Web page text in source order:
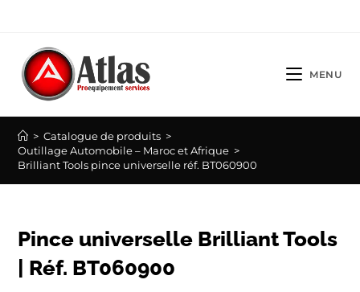
content
MENU
> Catalogue de produits >
Outillage Automobile – Maroc et Afrique >
Brilliant Tools pince universelle réf. BT060900
Pince universelle Brilliant Tools
| Réf. BT060900